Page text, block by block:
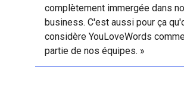
complètement immergée dans
business. C'est aussi pour ça
considère YouLoveWords
partie de nos équipes. »